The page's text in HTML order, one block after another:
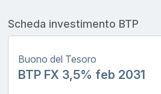
Scheda investimento BTP
Buono del Tesoro
BTP FX 3,5% feb 2031